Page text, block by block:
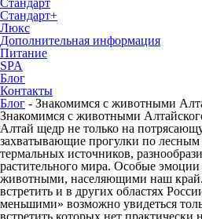
Стандарт
Стандарт+
Люкс
Дополнительная информация
Питание
SPA
Блог
Контакты
Блог - Знакомимся с животными
Знакомимся с животными
Алтай щедр не только на
захватывающие прогулки по
термальных источников,
растительного мира. Особые
животными, населяющими наш
встретить и в других областях
меньшими» возможно увидеться
встретить которых нет практически